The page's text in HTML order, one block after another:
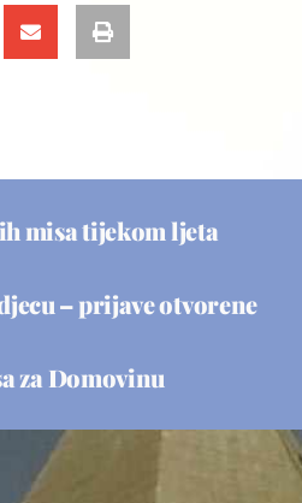
misa tijekom ljeta
– prijave otvorene
za Domovinu